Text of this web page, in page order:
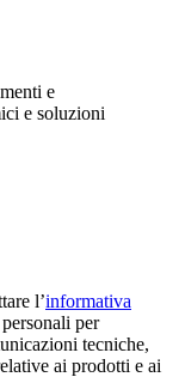
e
e soluzioni
l’informativa
per
tecniche,
ai prodotti e ai